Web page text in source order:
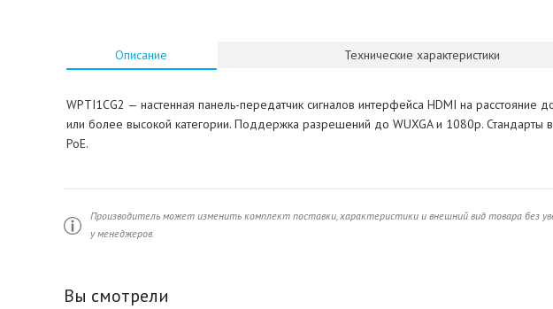
Описание Технические характеристики
WPTI1CG2 — настенная панель-передатчик сигналов интерфейса HDMI на
или более высокой категории. Поддержка разрешений до WUXGA и 1080p.
PoE.
Производитель может изменить комплект поставки, характеристики и внешний вид товара без
у менеджеров.
Вы смотрели